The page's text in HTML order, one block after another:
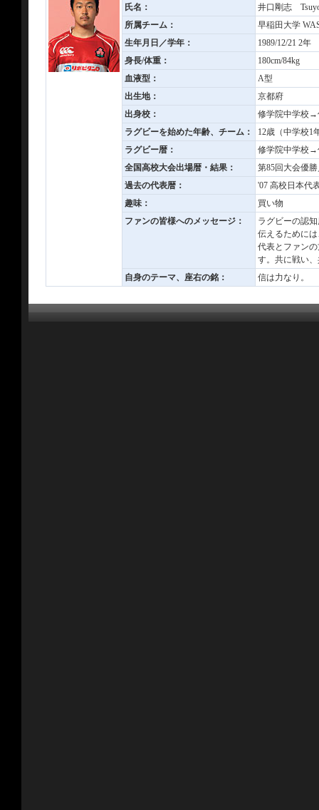
氏名：
井口剛志
所属チーム：
早稲田大学
生年月日／学年：
1989/12/21 2年
身長/体重：
180cm/84kg
血液型：
A型
出生地：
京都府
出身校：
修学院中学校
ラグビーを始めた年齢、チーム：
12歳（中学校
ラグビー暦：
修学院中学校
全国高校大会出場暦・結果：
第85回大会優
過去の代表暦：
'07 高校日本代
趣味：
買い物
ファンの皆様へのメッセージ：
ラグビーの認
伝えるために
代表とファン
す。共に戦い
自身のテーマ、座右の銘：
信は力なり。